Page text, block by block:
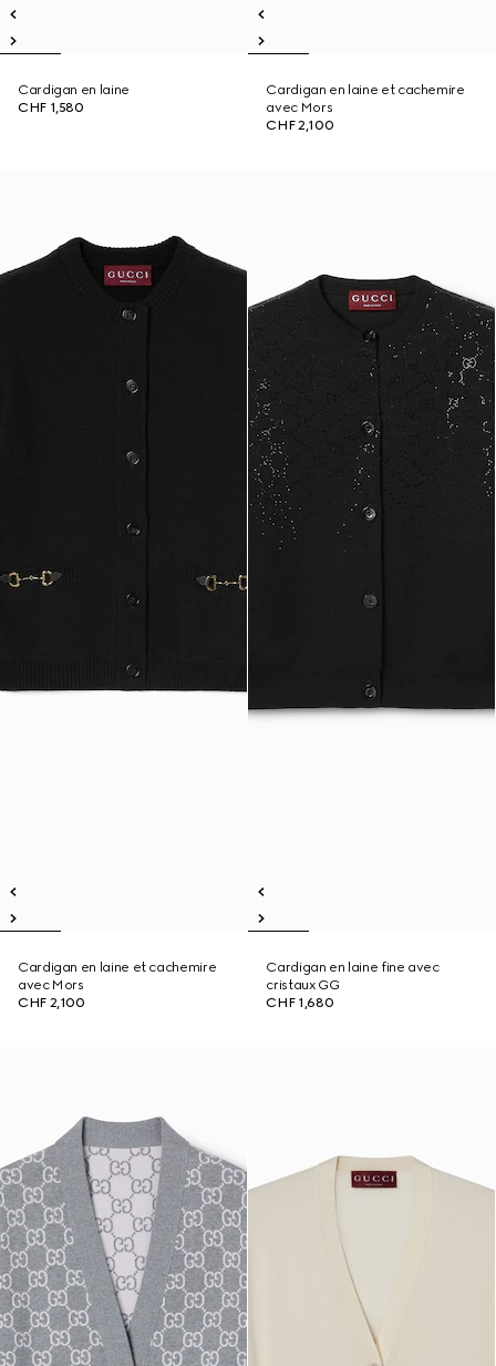
Cardigan en laine
CHF 1,580
Cardigan en laine et cachemire
avec Mors
CHF 2,100
Cardigan en laine et cachemire
avec Mors
CHF 2,100
Cardigan en laine fine avec
cristaux GG
CHF 1,680